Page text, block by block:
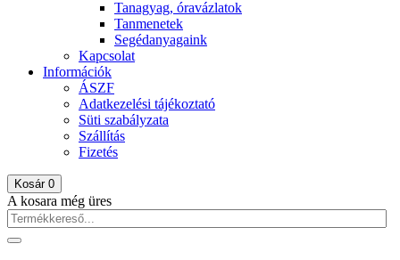
Tanagyag, óravázlatok
Tanmenetek
Segédanyagaink
Kapcsolat
Információk
ÁSZF
Adatkezelési tájékoztató
Süti szabályzata
Szállítás
Fizetés
Kosár 0
A kosara még üres